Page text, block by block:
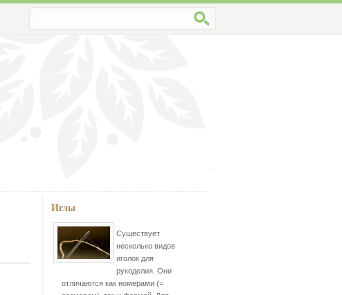
Иглы
Существует
несколько видов
иголок для
рукоделия. Они
отличаются как номерами (=